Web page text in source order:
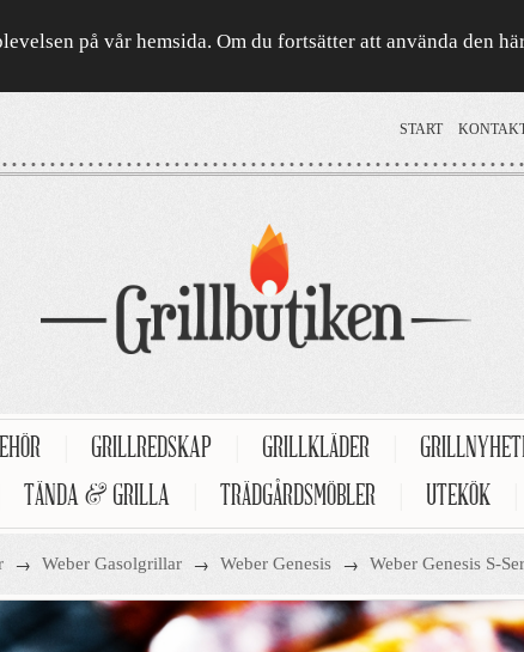
på vår hemsida. Om du fortsätter att använda den
START
GRILLREDSKAP GRILLKLÄDER
TÄNDA & GRILLA TRÄDGÅRDSMÖBLER UTEKÖK
→ Weber Gasolgrillar → Weber Genesis → Weber Genesis S-